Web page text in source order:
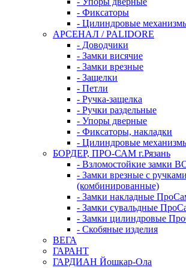
- Фиксаторы
- Цилиндровые
АРСЕНАЛ / PALIDORE
- Доводчики
- Замки висячие
- Замки врезные
- Защелки
- Петли
- Ручка-защелка
- Ручки раздельные
- Упоры дверные
- Фиксаторы, накладки
- Цилиндровые
БОРДЕР, ПРО-САМ г.Рязань
- Взломостойкие замки
- Замки врезные с
(комбинированные)
- Замки накладные
- Замки сувальдные
- Замки цилиндровые
- Скобяные изделия
ВЕГА
ГАРАНТ
ГАРДИАН Йошкар-Ола